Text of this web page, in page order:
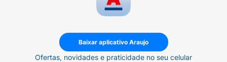
Baixar aplicativo Araujo
Ofertas, novidades e praticidade no seu celular